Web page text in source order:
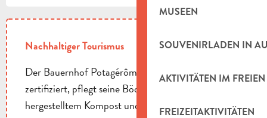
MUSEEN
SOUVENIRLADEN IN
AKTIVITÄTEN IM FREIEN
FREIZEITAKTIVITÄTEN
Nachhaltiger Tourismus
Der Bauernhof Potagérôme ist seit 1998 biologisch
zertifiziert, pflegt seine Böden mithilfe von vor Ort
hergestelltem Kompost und baut ohne chemische